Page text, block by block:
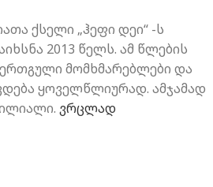
ქსელი „ჰეფი დეი“ -ს
2013 წელს. ამ წლების
მომხმარებლები და
ყოველწლიურად. ამჯამად
ვრცლად